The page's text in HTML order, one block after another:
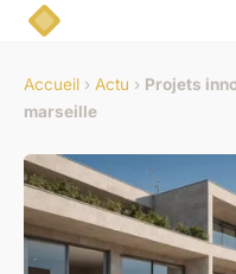
Accueil › Actu › Projets
marseille